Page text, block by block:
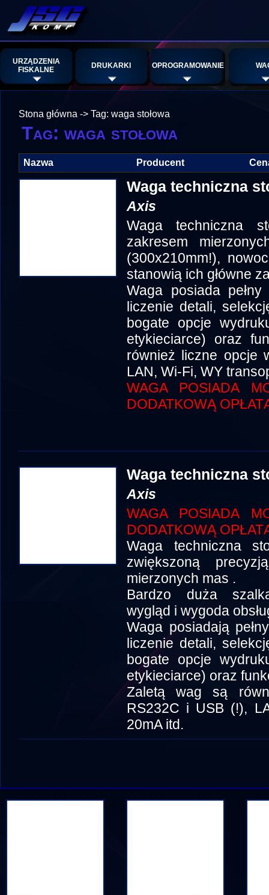
URZĄDZENIA
FISKALNE
DRUKARKI OPROGRAMOWANIE
Stona główna -> Tag: waga stołowa
Tag: waga stołowa
Nazwa Producent
Waga techniczna
Axis
Waga techniczna
zakresem
(300x210mm!),
stanowią ich główne
Waga posiada
liczenie detali,
bogate opcje
etykieciarce) oraz
również liczne opcje
LAN, Wi-Fi, WY
WAGA POSIADA
DODATKOWĄ
Waga techniczna
Axis
WAGA POSIADA
DODATKOWĄ
Waga techniczna
zwiększoną
mierzonych mas .
Bardzo duża
wygląd i wygoda
Waga posiadają
liczenie detali,
bogate opcje
etykieciarce) oraz
Zaletą wag są
RS232C i USB (!),
20mA itd.